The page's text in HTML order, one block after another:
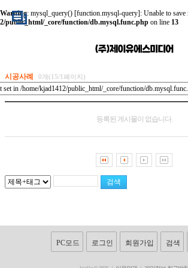
Warning: mysql_query() [function.mysql-query]: Unable to save
2/public_html/_core/function/db.mysql.func.php on line 13
시공사례 0개(15/1페이지)
등록된 게시물이 없습니다.
PC모드 로그인 회원가입 검색